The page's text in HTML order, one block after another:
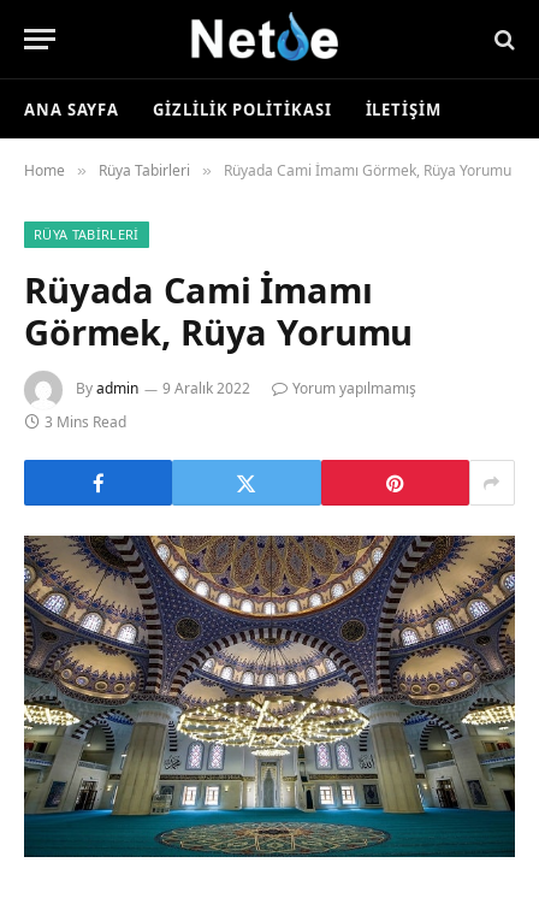
ANA SAYFA GIZLILIK POLITIKASI İLETIŞIM
Home » Rüya Tabirleri » Rüyada Cami İmamı Görmek, Rüya Yorumu
RÜYA TABIRLERI
Rüyada Cami İmamı
Görmek, Rüya Yorumu
Byadmin 9 Aralık 2022
Yorum yapılmamış
3 Mins Read